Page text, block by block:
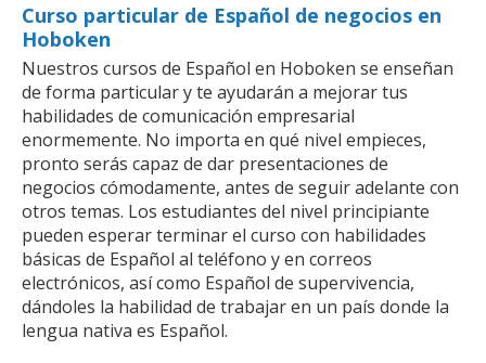
Curso particular de Español de negocios en
Hoboken
Nuestros cursos de Español en Hoboken se enseñan
de forma particular y te ayudarán a mejorar tus
habilidades de comunicación empresarial
enormemente. No importa en qué nivel empieces,
pronto serás capaz de dar presentaciones de
negocios cómodamente, antes de seguir adelante con
otros temas. Los estudiantes del nivel principiante
pueden esperar terminar el curso con habilidades
básicas de Español al teléfono y en correos
electrónicos, así como Español de supervivencia,
dándoles la habilidad de trabajar en un país donde la
lengua nativa es Español.